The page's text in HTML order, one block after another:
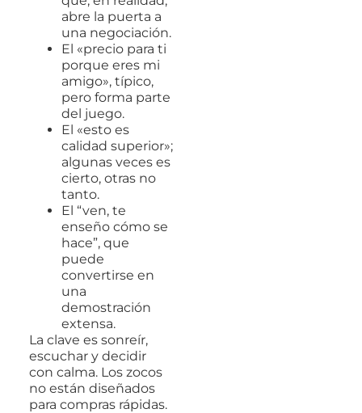
abre la puerta a
una negociación.
El «precio para ti
porque eres mi
amigo», típico,
pero forma parte
del juego.
El «esto es
calidad superior»;
algunas veces es
cierto, otras no
tanto.
El “ven, te
enseño cómo se
hace”, que
puede
convertirse en
una
demostración
extensa.
La clave es sonreír,
escuchar y decidir
con calma. Los zocos
no están diseñados
para compras rápidas.